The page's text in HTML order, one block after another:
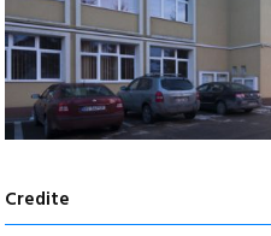
Credite